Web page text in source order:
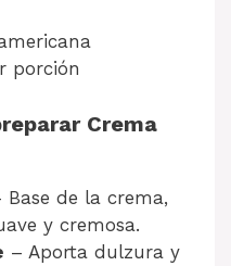
porción
Crema
Base de la crema,
y cremosa.
– Aporta dulzura y